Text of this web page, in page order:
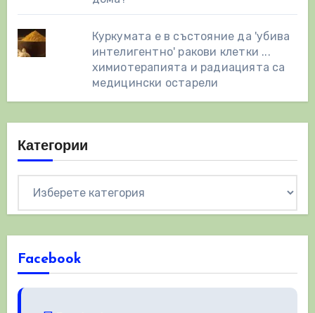
Куркумата е в състояние да 'убива
интелигентно' ракови клетки ...
химиотерапията и радиацията са
медицински остарели
Категории
Facebook